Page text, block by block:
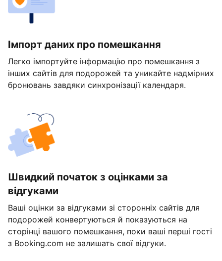
Імпорт даних про помешкання
Легко імпортуйте інформацію про помешкання з
інших сайтів для подорожей та уникайте надмірних
бронювань завдяки синхронізації календаря.
Швидкий початок з оцінками за
відгуками
Ваші оцінки за відгуками зі сторонніх сайтів для
подорожей конвертуються й показуються на
сторінці вашого помешкання, поки ваші перші гості
з Booking.com не залишать свої відгуки.